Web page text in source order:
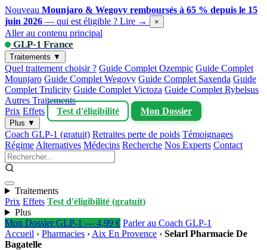
Nouveau Mounjaro & Wegovy remboursés à 65 % depuis le 15
juin 2026 — qui est éligible ? Lire → ×
Aller au contenu principal
GLP-1 France
Traitements ▼
Quel traitement choisir ? Guide Complet Ozempic Guide Complet
Mounjaro Guide Complet Wegovy Guide Complet Saxenda Guide
Complet Trulicity Guide Complet Victoza Guide Complet Rybelsus
Autres Traitements
Prix Effets Test d'éligibilité Mon Dossier
Plus ▼
Coach GLP-1 (gratuit) Retraites perte de poids Témoignages
Régime Alternatives Médecins Recherche Nos Experts Contact
Traitements
Prix Effets Test d'éligibilité (gratuit)
Plus
Mon Dossier GLP-1 — 4,99 € Parler au Coach GLP-1
Accueil › Pharmacies › Aix En Provence › Selarl Pharmacie De
Bagatelle